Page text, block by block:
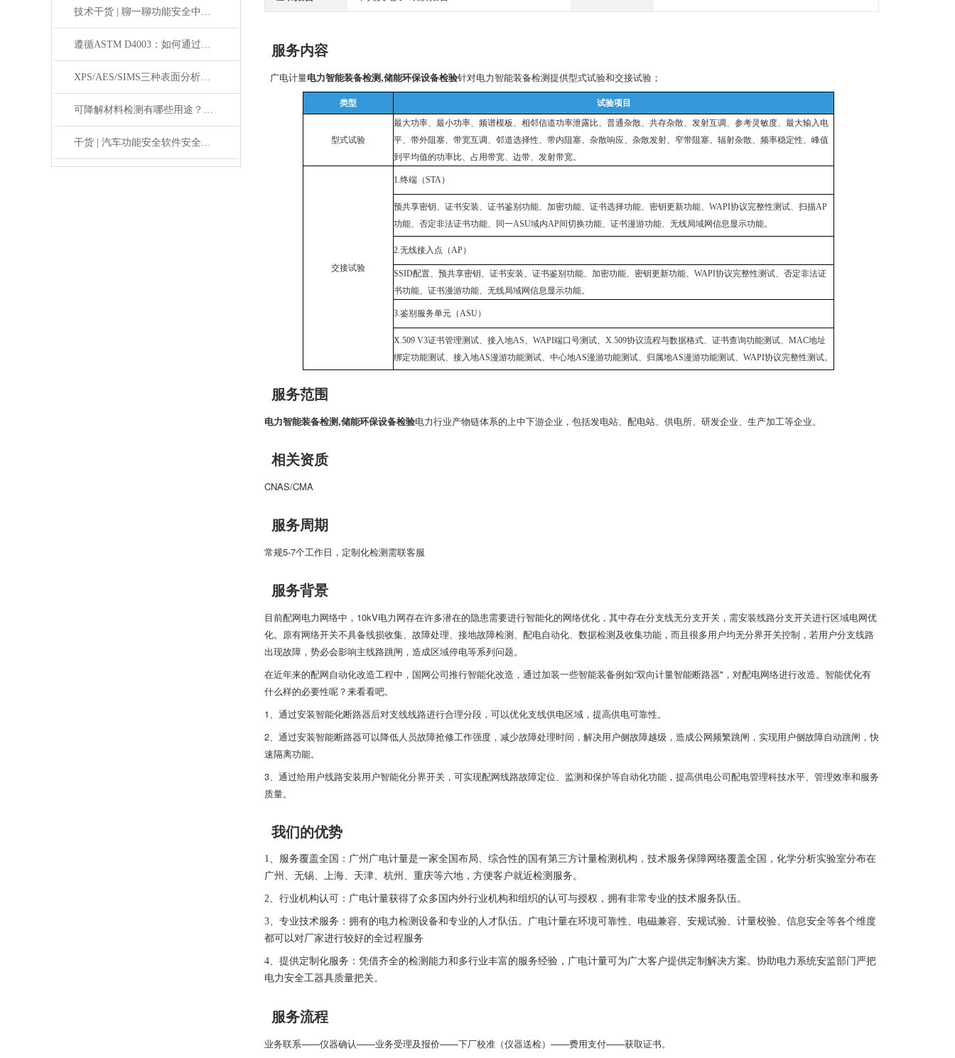
技术干货 | 聊一聊功能安全中的ASIL 等级
遵循ASTM D4003：如何通过标准测试保障产品运输安全并降低损耗？
XPS/AES/SIMS三种表面分析技术的原理与选择
可降解材料检测有哪些用途？看完下文就知道了
干货 | 汽车功能安全软件安全测试方法
服务内容
广电计量电力智能装备检测,储能环保设备检验针对电力智能装备检测提供型式试验和交接试验；
类型 试验项目
型式试验
最⼤功率、最⼩功率、频谱模板、相邻信道功率泄露⽐、普通杂散、共存杂散、发射互调、参考灵敏度、最⼤输⼊电
平、带外阻塞、带宽互调、邻道选择性、带内阻塞、杂散响应、杂散发射、窄带阻塞、辐射杂散、频率稳定性、峰值
到平均值的功率⽐、占⽤带宽、边带、发射带宽。
交接试验
1.终端（STA）
预共享密钥、证书安装、证书鉴别功能、加密功能、证书选择功能、密钥更新功能、WAPI协议完整性测试、扫描AP
功能、否定⾮法证书功能、同⼀ASU域内AP间切换功能、证书漫游功能、⽆线局域⽹信息显⽰功能。
2.⽆线接⼊点（AP）
SSID配置、预共享密钥、证书安装、证书鉴别功能、加密功能、密钥更新功能、WAPI协议完整性测试、否定⾮法证
书功能、证书漫游功能、⽆线局域⽹信息显⽰功能。
3.鉴别服务单元（ASU）
X.509 V3证书管理测试、接⼊地AS、WAPI端⼝号测试、X.509协议流程与数据格式、证书查询功能测试、MAC地址
绑定功能测试、接⼊地AS漫游功能测试、中⼼地AS漫游功能测试、归属地AS漫游功能测试、WAPI协议完整性测试。
服务范围
电力智能装备检测,储能环保设备检验电力行业产物链体系的上中下游企业，包括发电站、配电站、供电所、研发企业、生产加工等企业。
相关资质
CNAS/CMA
服务周期
常规5-7个工作日，定制化检测需联客服
服务背景
目前配网电力网络中，10kV电力网存在许多潜在的隐患需要进行智能化的网络优化，其中存在分支线无分支开关，需安装线路分支开关进行区域电网优
化。原有网络开关不具备线损收集、故障处理、接地故障检测、配电自动化、数据检测及收集功能，而且很多用户均无分界开关控制，若用户分支线路
出现故障，势必会影响主线路跳闸，造成区域停电等系列问题。
在近年来的配网自动化改造工程中，国网公司推行智能化改造，通过加装一些智能装备例如“双向计量智能断路器"，对配电网络进行改造。智能优化有
什么样的必要性呢？来看看吧。
1、通过安装智能化断路器后对支线线路进行合理分段，可以优化支线供电区域，提高供电可靠性。
2、通过安装智能断路器可以降低人员故障抢修工作强度，减少故障处理时间，解决用户侧故障越级，造成公网频繁跳闸，实现用户侧故障自动跳闸，快
速隔离功能。
3、通过给用户线路安装用户智能化分界开关，可实现配网线路故障定位、监测和保护等自动化功能，提高供电公司配电管理科技水平、管理效率和服务
质量。
我们的优势
1、服务覆盖全国：广州广电计量是一家全国布局、综合性的国有第三方计量检测机构，技术服务保障网络覆盖全国，化学分析实验室分布在
广州、无锡、上海、天津、杭州、重庆等六地，方便客户就近检测服务。
2、 行业机构认可：广电计量获得了众多国内外行业机构和组织的认可与授权，拥有非常专业的技术服务队伍。
3、专业技术服务：拥有的电力检测设备和专业的人才队伍。广电计量在环境可靠性、电磁兼容、安规试验、计量校验、信息安全等各个维度
都可以对厂家进行较好的全过程服务
4、提供定制化服务：凭借齐全的检测能力和多行业丰富的服务经验，广电计量可为广大客户提供定制解决方案。协助电力系统安监部门严把
电力安全⼯器具质量把关。
服务流程
业务联系——仪器确认——业务受理及报价——下厂校准（仪器送检）——费用支付——获取证书。